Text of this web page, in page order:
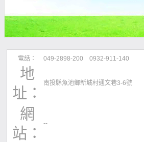
電話： 049-2898-200 0932-911-140
地
址：
南投縣魚池鄉新城村通文巷3-6號
網
站：
--